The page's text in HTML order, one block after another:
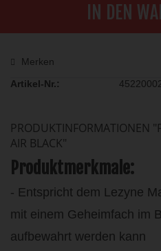
IN DEN
Merken
Artikel-Nr.:
PRODUKTINFORMATIONEN
AIR BLACK"
Produktmerkmale:
- Entspricht dem Lezyne
mit einem Geheimfach im
aufbewahrt werden kann